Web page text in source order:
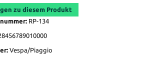
zu diesem Produkt
RP-134
Vespa/Piaggio